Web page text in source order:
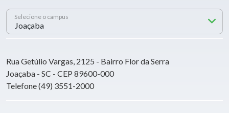
Selecione o campus
Rua Getúlio Vargas, 2125 - Bairro Flor da Serra
Joaçaba - SC - CEP 89600-000
Telefone (49) 3551-2000